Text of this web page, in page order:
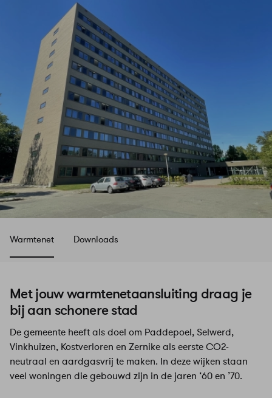
Warmtenet Downloads
Met jouw warmtenetaansluiting draag je
bij aan schonere stad
De gemeente heeft als doel om Paddepoel, Selwerd,
Vinkhuizen, Kostverloren en Zernike als eerste CO2-
neutraal en aardgasvrij te maken. In deze wijken staan
veel woningen die gebouwd zijn in de jaren ‘60 en ’70.